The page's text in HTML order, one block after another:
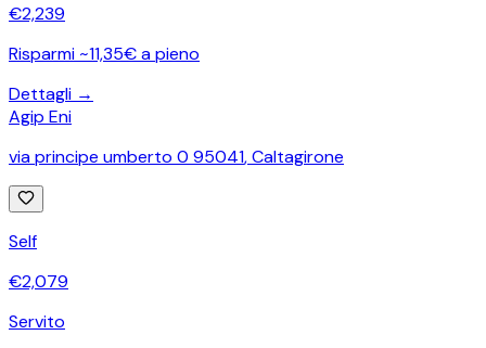
€2,239
Risparmi ~11,35€ a pieno
Dettagli →
Agip Eni
via principe umberto 0 95041,Caltagirone
Self
€2,079
Servito